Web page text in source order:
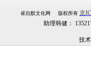
崔自默文化网 版权所有 京
助理韩健：
技